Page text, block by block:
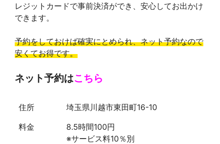
レジットカードで事前決済ができ、安心してお出かけ
できます。
予約をしておけば確実にとめられ、ネット予約なので
安くてお得です。
ネット予約はこちら
住所
埼玉県川越市東田町16-10
料金
8.5時間100円
※サービス料10％別